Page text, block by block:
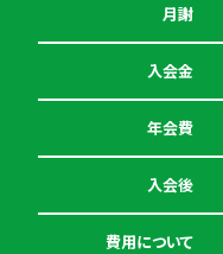
月謝
入会金
年会費
入会後
費用について